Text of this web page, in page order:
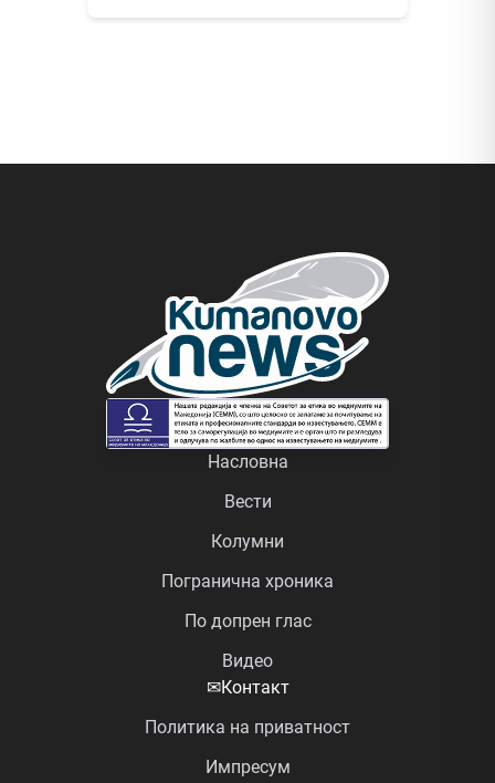
Насловна
Вести
Колумни
Погранична хроника
По допрен глас
Видео
✉Контакт
Политика на приватност
Импресум